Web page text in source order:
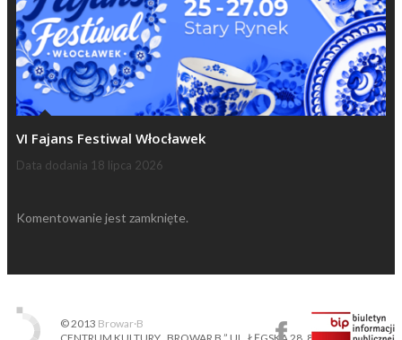
VI Fajans Festiwal Włocławek
Data dodania 18 lipca 2026
Komentowanie jest zamknięte.
© 2013 Browar·B